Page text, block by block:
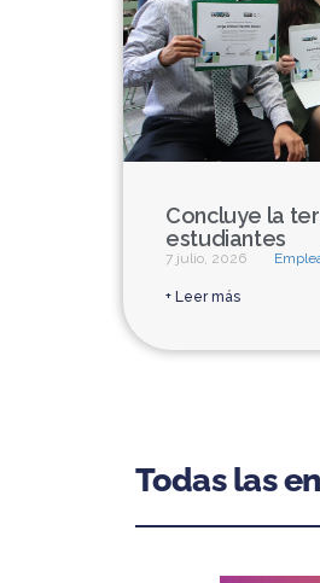
Concluye la
estudiantes
7 julio, 2026
+ Leer más
Todas las